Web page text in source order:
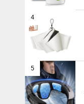
スマートに紫
外線対策を。
男性におすす
めの丈夫で大
きな日傘5
UV・雨対策
ワンタッチで
簡単、片手で
ラクラク使え
4
5